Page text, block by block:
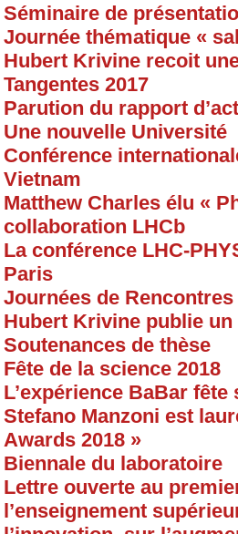
Séminaire de
Journée thématique «
Hubert Krivine recoit
Tangentes 2017
Parution du rapport
Une nouvelle Université
Conférence
Vietnam
Matthew Charles élu «
collaboration LHCb
La conférence LHC-
Paris
Journées de
Hubert Krivine publie
Soutenances de thèse
Fête de la science 2018
L’expérience BaBar fête
Stefano Manzoni est
Awards 2018 »
Biennale du laboratoire
Lettre ouverte au
l’enseignement